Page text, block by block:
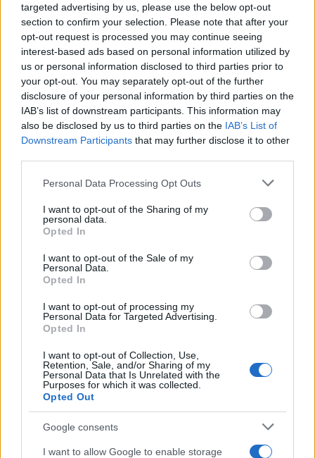
targeted advertising by us, please use the below opt-out
section to confirm your selection. Please note that after your
opt-out request is processed you may continue seeing
interest-based ads based on personal information utilized by
us or personal information disclosed to third parties prior to
your opt-out. You may separately opt-out of the further
disclosure of your personal information by third parties on the
IAB’s list of downstream participants. This information may
also be disclosed by us to third parties on the IAB’s List of
Downstream Participants that may further disclose it to other
Please note that this website/app uses one or more Google
not limited to your visit or usage behaviour. You may click to
grant or deny consent to Google and its third-party tags to
use your data for below specified purposes in below Google
consent section.
Personal Data Processing Opt Outs
I want to opt-out of the Sharing of my
personal data.
Opted In
I want to opt-out of the Sale of my
Personal Data.
Opted In
I want to opt-out of processing my
Personal Data for Targeted Advertising.
Opted In
I want to opt-out of Collection, Use,
Retention, Sale, and/or Sharing of my
Personal Data that Is Unrelated with the
Purposes for which it was collected.
Opted Out
Google consents
I want to allow Google to enable storage
GERILLA BÁR PESTITV
Erdélyi turnéra indul a Sárik Péter
Trió
2022.05.31.
AJÁNLOTT VIDEÓK
Libernyákok
Görbe tükör a baloldalról